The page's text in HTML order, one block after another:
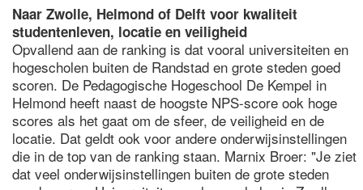
Naar Zwolle, Helmond of Delft voor kwaliteit
studentenleven, locatie en veiligheid
Opvallend aan de ranking is dat vooral universiteiten en
hogescholen buiten de Randstad en grote steden goed
scoren. De Pedagogische Hogeschool De Kempel in
Helmond heeft naast de hoogste NPS-score ook hoge
scores als het gaat om de sfeer, de veiligheid en de
locatie. Dat geldt ook voor andere onderwijsinstellingen
die in de top van de ranking staan. Marnix Broer: "Je ziet
dat veel onderwijsinstellingen buiten de grote steden